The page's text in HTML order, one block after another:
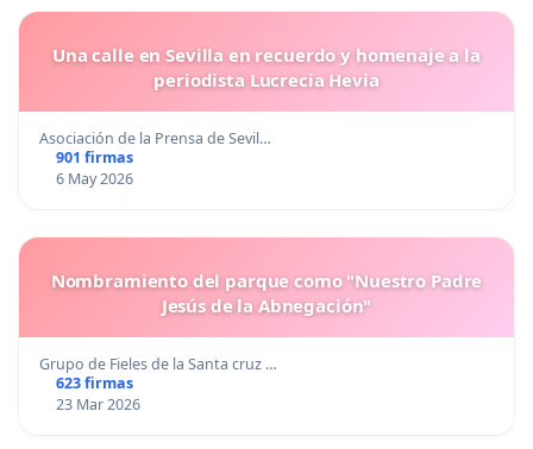
Una calle en Sevilla en recuerdo y homenaje a la
periodista Lucrecia Hevia
Asociación de la Prensa de Sevil…
901 firmas
6 May 2026
Nombramiento del parque como "Nuestro Padre
Jesús de la Abnegación"
Grupo de Fieles de la Santa cruz …
623 firmas
23 Mar 2026